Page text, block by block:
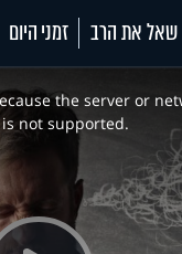
שאל את הרב זמני היום
the server or
not supported.